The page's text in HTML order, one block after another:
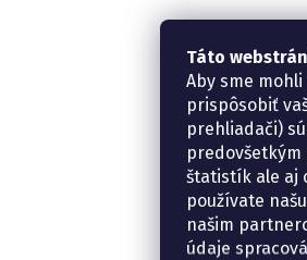
Táto
Aby sme
prispôsobiť
prehliadači)
štatistík ale aj
používate
našim
údaje